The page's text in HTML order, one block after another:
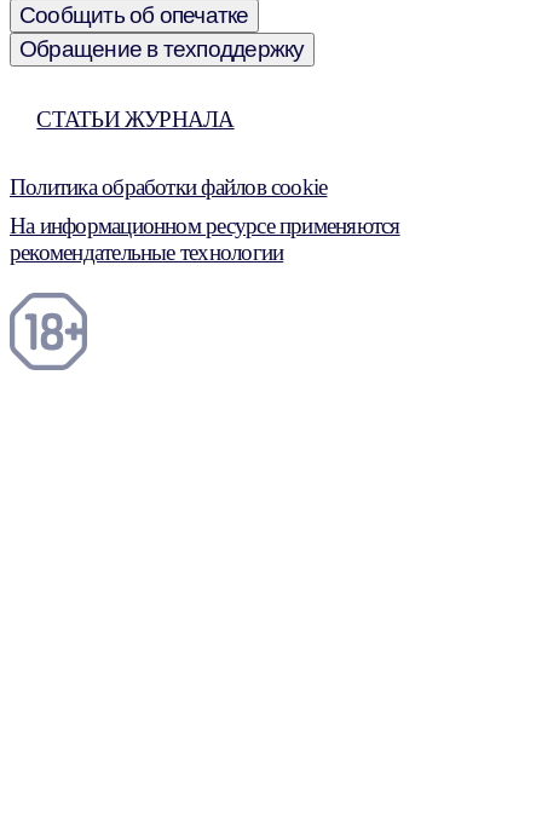
Сообщить об опечатке
Обращение в техподдержку
СТАТЬИ ЖУРНАЛА
Политика обработки файлов cookie
На информационном ресурсе применяются
рекомендательные технологии